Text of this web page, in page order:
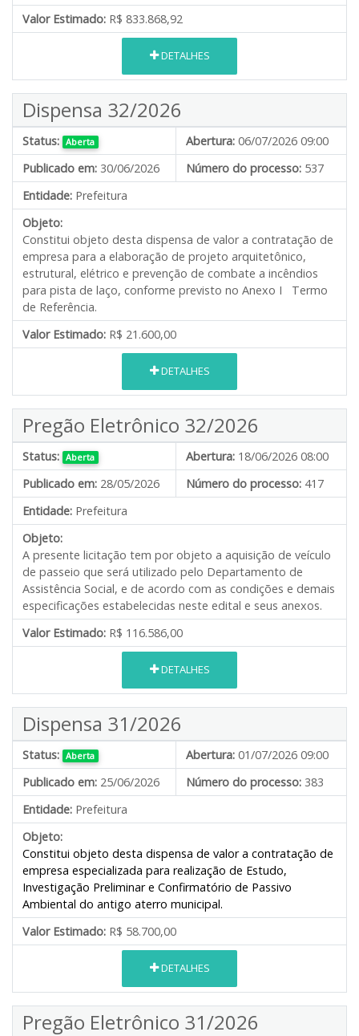
Valor Estimado: R$ 833.868,92
DETALHES
Dispensa 32/2026
Status: Aberta Abertura: 06/07/2026 09:00
Publicado em: 30/06/2026 Número do processo: 537
Entidade: Prefeitura
Objeto:
Constitui objeto desta dispensa de valor a contratação de
empresa para a elaboração de projeto arquitetônico,
estrutural, elétrico e prevenção de combate a incêndios
para pista de laço, conforme previsto no Anexo I Termo
de Referência.
Valor Estimado: R$ 21.600,00
DETALHES
Pregão Eletrônico 32/2026
Status: Aberta Abertura: 18/06/2026 08:00
Publicado em: 28/05/2026 Número do processo: 417
Entidade: Prefeitura
Objeto:
A presente licitação tem por objeto a aquisição de veículo
de passeio que será utilizado pelo Departamento de
Assistência Social, e de acordo com as condições e demais
especificações estabelecidas neste edital e seus anexos.
Valor Estimado: R$ 116.586,00
DETALHES
Dispensa 31/2026
Status: Aberta Abertura: 01/07/2026 09:00
Publicado em: 25/06/2026 Número do processo: 383
Entidade: Prefeitura
Objeto:
Constitui objeto desta dispensa de valor a contratação de
empresa especializada para realização de Estudo,
Investigação Preliminar e Confirmatório de Passivo
Ambiental do antigo aterro municipal.
Valor Estimado: R$ 58.700,00
DETALHES
Pregão Eletrônico 31/2026